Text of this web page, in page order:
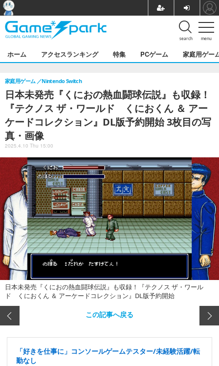
menu
search
ホーム アクセスランキング 特集 PCゲーム 家庭用ゲー
日本未発売『くにおの熱血闘球伝説』も収録！
『テクノス ザ・ワールド くにおくん ＆ アー
ケードコレクション』DL版予約開始 3枚目の写
真・画像
家庭用ゲーム Nintendo Switch
2025.4.10 Thu 15:00
日本未発売『くにおの熱血闘球伝説』も収録！『テクノス ザ・ワール
ド くにおくん ＆ アーケードコレクション』DL版予約開始
この記事へ戻る
「好きを仕事に」コンソールゲームテスター/未経験活躍/転
勤なし